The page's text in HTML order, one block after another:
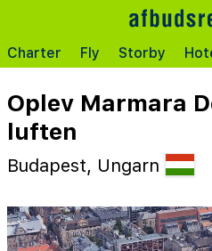
Charter Fly Storby
Oplev Marmara
luften
Budapest, Ungarn